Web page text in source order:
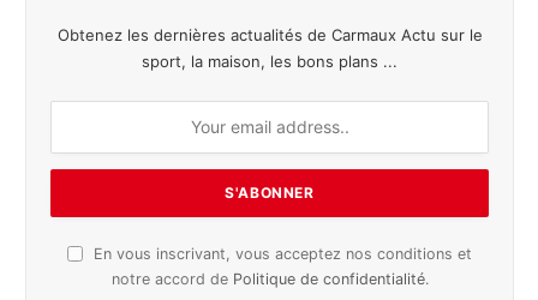
Obtenez les dernières actualités de Carmaux Actu sur le
sport, la maison, les bons plans ...
En vous inscrivant, vous acceptez nos conditions et
notre accord de Politique de confidentialité.